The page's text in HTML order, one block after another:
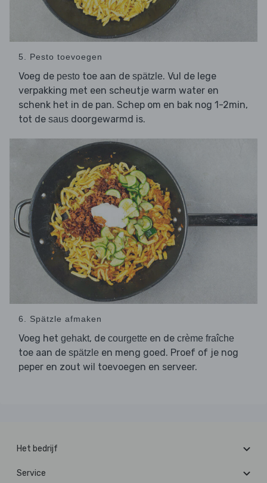
5. Pesto toevoegen
Voeg de pesto toe aan de spätzle. Vul de lege
verpakking met een scheutje warm water en
schenk het in de pan. Schep om en bak nog 1-2min,
tot de saus doorgewarmd is.
6. Spätzle afmaken
Voeg het gehakt, de courgette en de crème fraîche
toe aan de spätzle en meng goed. Proef of je nog
peper en zout wil toevoegen en serveer.
Het bedrijf
Service